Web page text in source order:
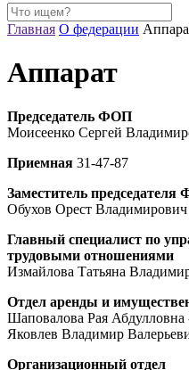
Главная О федерации
Аппарат
Председатель ФОП
Моисеенко Сергей
Приемная 31-47-87
Заместитель
Обухов Орест Владимирович
Главный специалист по
трудовыми отношениями
Измайлова Татьяна
Отдел аренды и
Шаповалова Рая
Яковлев Владимир
Организационный отдел